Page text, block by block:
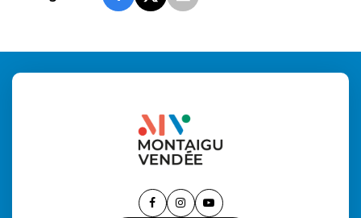
Lien Lien Lien